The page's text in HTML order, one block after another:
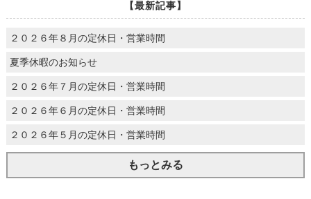
【最新記事】
２０２６年８月の定休日・営業時間
夏季休暇のお知らせ
２０２６年７月の定休日・営業時間
２０２６年６月の定休日・営業時間
２０２６年５月の定休日・営業時間
もっとみる